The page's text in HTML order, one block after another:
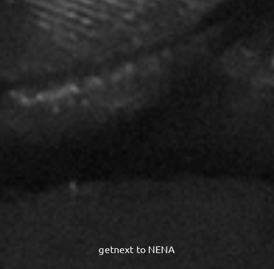
getnext to NENA